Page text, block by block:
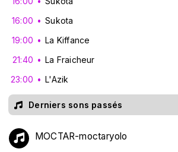
16:00
Sukota
19:00
La Kiffance
21:40
La Fraicheur
23:00
L'Azik
Derniers sons passés
MOCTAR-moctaryolo